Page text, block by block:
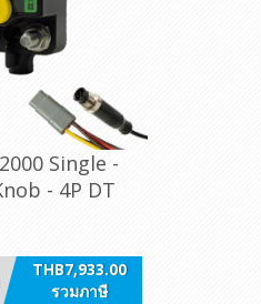
Single -
- 4P DT
THB7,933.00
รวมภาษี